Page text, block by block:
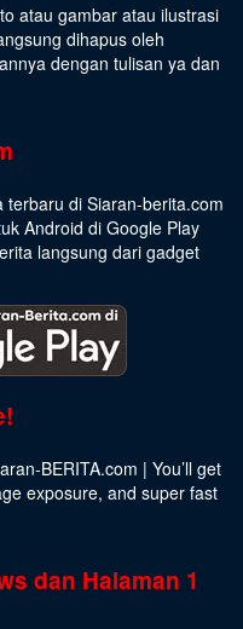
atau gambar atau ilustrasi
dihapus oleh
dengan tulisan ya dan
di Siaran-berita.com
Android di Google Play
langsung dari gadget
BERITA.com | You’ll get
exposure, and super fast
dan Halaman 1